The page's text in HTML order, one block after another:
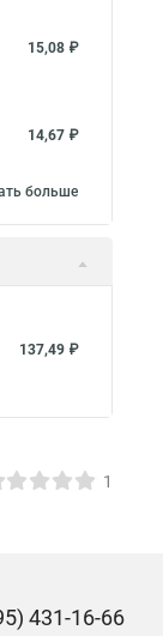
15,08 ₽
14,67 ₽
больше
137,49 ₽
1
431-16-66